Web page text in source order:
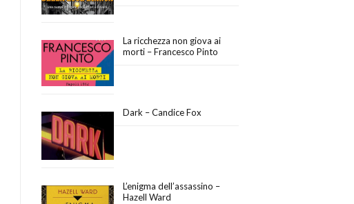
La ricchezza non giova ai
morti – Francesco Pinto
Dark – Candice Fox
L’enigma dell’assassino –
Hazell Ward